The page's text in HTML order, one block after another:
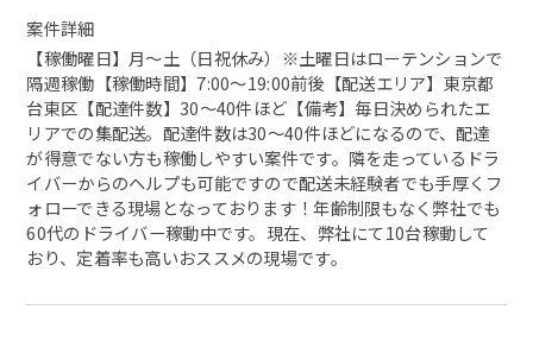
案件詳細
【稼働曜日】月～土（日祝休み）※土曜日はローテンションで
隔週稼働【稼働時間】7:00～19:00前後【配送エリア】東京都
台東区【配達件数】30～40件ほど【備考】毎日決められたエ
リアでの集配送。配達件数は30～40件ほどになるので、配達
が得意でない方も稼働しやすい案件です。隣を走っているドラ
イバーからのヘルプも可能ですので配送未経験者でも手厚くフ
ォローできる現場となっております！年齢制限もなく弊社でも
60代のドライバー稼動中です。現在、弊社にて10台稼動して
おり、定着率も高いおススメの現場です。